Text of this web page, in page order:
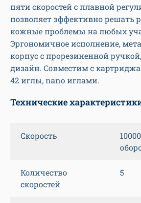
пяти скоростей с плавной
позволяет эффективно решать
кожные проблемы на любых
Эргономичное исполнение,
корпус с прорезиненной
дизайн. Совместим с
42 иглы, nano иглами.
Технические
Скорость
Количество
скоростей
5